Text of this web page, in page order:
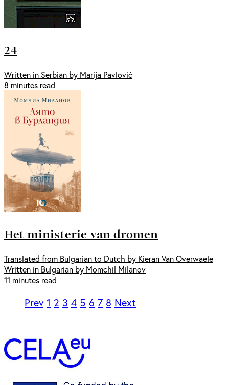
24
Written in Serbian by Marija Pavlović
8 minutes read
Het ministerie van dromen
Translated from Bulgarian to Dutch by Kieran Van Overwaele
Written in Bulgarian by Momchil Milanov
11 minutes read
Prev 1 2 3 4 5 6 7 8 Next